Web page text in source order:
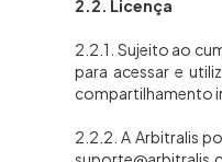
2.2. Licença
2.2.1. Sujeito ao
para acessar e
compartilhamento
2.2.2. A Arbitralis